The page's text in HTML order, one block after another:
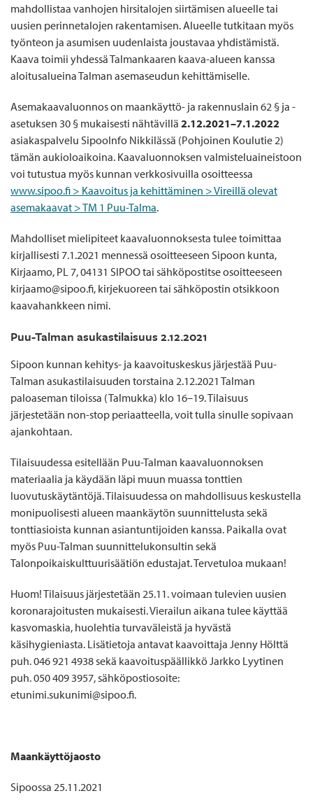
mahdollistaa vanhojen hirsitalojen siirtämisen alueelle tai
uusien perinnetalojen rakentamisen. Alueelle tutkitaan myös
työnteon ja asumisen uudenlaista joustavaa yhdistämistä.
Kaava toimii yhdessä Talmankaaren kaava-alueen kanssa
aloitusalueina Talman asemaseudun kehittämiselle.
Asemakaavaluonnos on maankäyttö- ja rakennuslain 62 § ja -
asetuksen 30 § mukaisesti nähtävillä2.12.2021–7.1.2022
asiakaspalvelu SipooInfo Nikkilässä (Pohjoinen Koulutie 2)
tämän aukioloaikoina. Kaavaluonnoksen valmisteluaineistoon
voi tutustua myös kunnan verkkosivuilla osoitteessa
www.sipoo.fi > Kaavoitus ja kehittäminen > Vireillä olevat
asemakaavat > TM 1 Puu-Talma.
Mahdolliset mielipiteet kaavaluonnoksesta tulee toimittaa
kirjallisesti 7.1.2021 mennessä osoitteeseen Sipoon kunta,
Kirjaamo, PL 7, 04131 SIPOO tai sähköpostitse osoitteeseen
kirjaamo@sipoo.fi, kirjekuoreen tai sähköpostin otsikkoon
kaavahankkeen nimi.
Puu-Talman asukastilaisuus 2.12.2021
Sipoon kunnan kehitys- ja kaavoituskeskus järjestää Puu-
Talman asukastilaisuuden torstaina 2.12.2021 Talman
paloaseman tiloissa (Talmukka) klo 16–19. Tilaisuus
järjestetään non-stop periaatteella, voit tulla sinulle sopivaan
ajankohtaan.
Tilaisuudessa esitellään Puu-Talman kaavaluonnoksen
materiaalia ja käydään läpi muun muassa tonttien
luovutuskäytäntöjä. Tilaisuudessa on mahdollisuus keskustella
monipuolisesti alueen maankäytön suunnittelusta sekä
tonttiasioista kunnan asiantuntijoiden kanssa. Paikalla ovat
myös Puu-Talman suunnittelukonsultin sekä
Talonpoikaiskulttuurisäätiön edustajat. Tervetuloa mukaan!
Huom! Tilaisuus järjestetään 25.11. voimaan tulevien uusien
koronarajoitusten mukaisesti. Vierailun aikana tulee käyttää
kasvomaskia, huolehtia turvaväleistä ja hyvästä
käsihygieniasta. Lisätietoja antavat kaavoittaja Jenny Hölttä
puh. 046 921 4938 sekä kaavoituspäällikkö Jarkko Lyytinen
puh. 050 409 3957, sähköpostiosoite:
etunimi.sukunimi@sipoo.fi.
Maankäyttöjaosto
Sipoossa 25.11.2021